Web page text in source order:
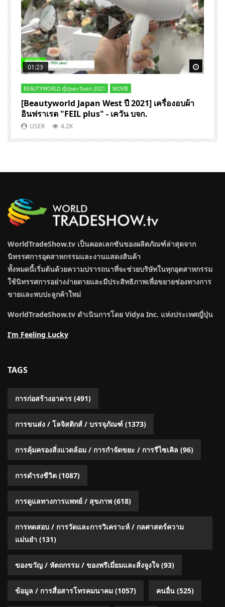
Watch Later Watch
01:23
BEAUTYWORLD ญี่ปุ่นตะวันตก 2021 MOVIE
[Beautyworld Japan West ปี 2021] เครื่องอบผ้า
อินฟราเรด "FEIL plus" - เควัน บจก.
USER 4.2K
WorldTradeShow.tv เป็นคอลเลกชันของผลิตภัณฑ์ล่าสุดจาก
นิทรรศการอุตสาหกรรมและงานแสดงสินค้า
ทั้งหมดนี้เริ่มต้นด้วยความปรารถนาที่จะช่วยบริษัทในทุกอุตสาหกรรม
ใช้นิทรรศการอย่างง่ายดายและมีประสิทธิภาพเพื่อขยายช่องทางการ
ขายและพบปะลูกค้าใหม่
WorldTradeShow.tv ดำเนินการโดย Vidya Inc. แห่งประเทศญี่ปุ่น
I’m Feeling Lucky
TAGS
การก่อสร้างอาคาร (491)
การขนส่ง / โลจิสติกส์ / บรรจุภัณฑ์ (1373)
การคุ้มครองสิ่งแวดล้อม / การกำจัดขยะ / การรีไซเคิล (96)
การดำรงชีวิต (1087)
การดูแลทางการแพทย์ / สุขภาพ (618)
การทดสอบ / การวัดและการวิเคราะห์ / กลศาสตร์ความ
แม่นยำ (131)
ของขวัญ / หัตถกรรม / ของพรีเมี่ยมและสิ่งจูงใจ (93)
ข้อมูล / การสื่อสารโทรคมนาคม (1057) คนอื่น (525)